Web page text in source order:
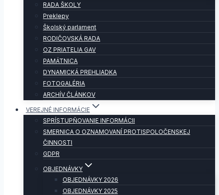
RADA ŠKOLY
Preklepy
Školský parlament
RODIČOVSKÁ RADA
OZ PRIATELIA GAV
PAMÄTNICA
DYNAMICKÁ PREHLIADKA
FOTOGALÉRIA
ARCHÍV ČLÁNKOV
VEREJNÉ INFORMÁCIE
SPRÍSTUPŇOVANIE INFORMÁCII
SMERNICA O OZNAMOVANÍ PROTISPOLOČENSKEJ
ČINNOSTI
GDPR
OBJEDNÁVKY
OBJEDNÁVKY 2026
OBJEDNÁVKY 2025